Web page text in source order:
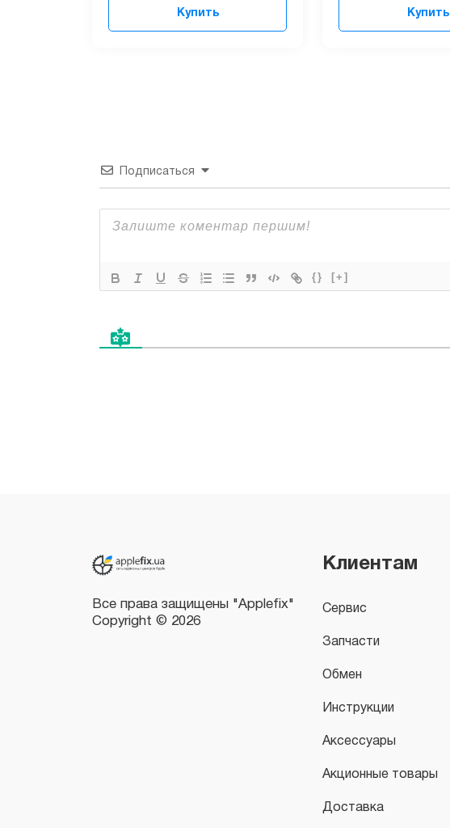
Купить Купить
Подписаться
{} [+]
Клиентам
Сервис
Запчасти
Обмен
Инструкции
Аксессуары
Акционные товары
Доставка